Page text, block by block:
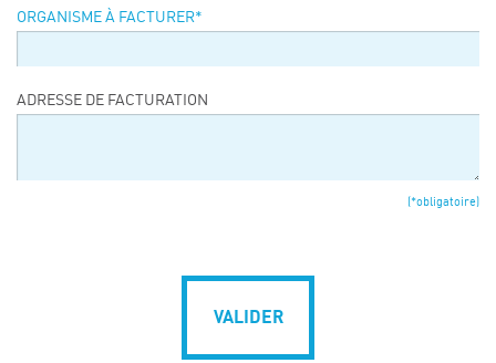
ORGANISME À FACTURER*
ADRESSE DE FACTURATION
(*obligatoire)
VALIDER